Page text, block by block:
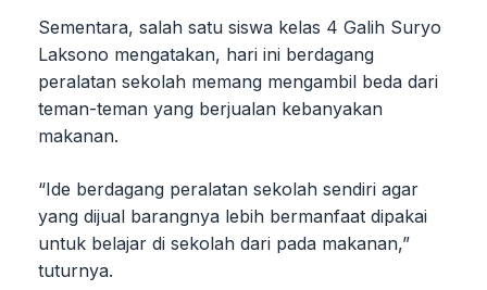
Sementara, salah satu siswa kelas 4 Galih Suryo
Laksono mengatakan, hari ini berdagang
peralatan sekolah memang mengambil beda dari
teman-teman yang berjualan kebanyakan
makanan.
“Ide berdagang peralatan sekolah sendiri agar
yang dijual barangnya lebih bermanfaat dipakai
untuk belajar di sekolah dari pada makanan,”
tuturnya.